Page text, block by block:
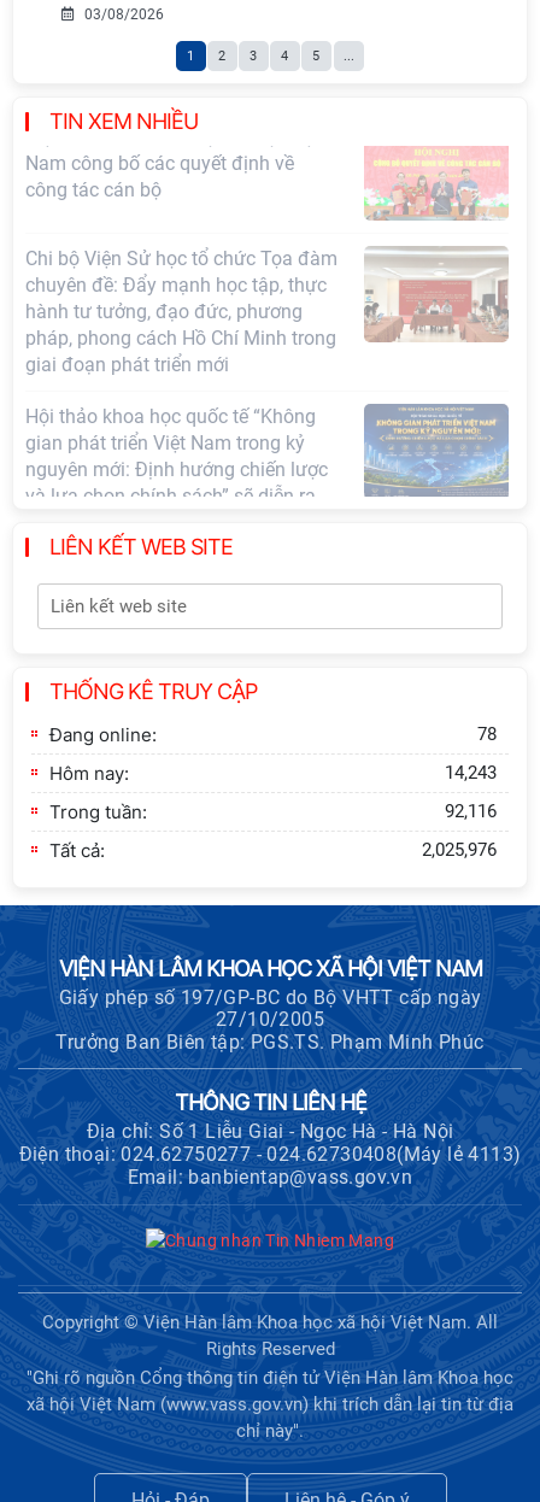
03/08/2026
1 2 3 4 5 ...
TIN XEM NHIỀU
Hội nghị Lãnh đạo Viện Hàn lâm
Khoa học xã hội Việt Nam làm việc
với Ban Chủ nhiệm các Chương trình
cấp Bộ
Thông báo bổ sung về việc tuyển
sinh đào tạo trình độ tiến sĩ đợt 1
Hội nghị Ban Chỉ đạo về dữ liệu Viện
Hàn lâm Khoa học xã hội Việt Nam
Hội thảo quốc tế "Không gian phát
triển Việt Nam trong kỷ nguyên mới:
Định hướng chiến lược và lựa chọn
chính sách”
Khai quật công trường khai thác đá
Tôn
Viện Hàn lâm Khoa học xã hội Việt
Nam và Tỉnh ủy Cao Bằng
LIÊN KẾT WEB SITE
THỐNG KÊ TRUY CẬP
Đang online: 78
Hôm nay: 14,243
Trong tuần: 92,116
Tất cả: 2,025,976
VIỆN HÀN LÂM KHOA HỌC XÃ HỘI VIỆT NAM
Giấy phép số 197/GP-BC do Bộ VHTT cấp ngày
27/10/2005
Trưởng Ban Biên tập: PGS.TS. Phạm Minh Phúc
THÔNG TIN LIÊN HỆ
Địa chỉ: Số 1 Liễu Giai - Ngọc Hà - Hà Nội
Điện thoại: 024.62750277 - 024.62730408(Máy lẻ 4113)
Email: banbientap@vass.gov.vn
Copyright © Viện Hàn lâm Khoa học xã hội Việt Nam. All
Rights Reserved
"Ghi rõ nguồn Cổng thông tin điện tử Viện Hàn lâm Khoa học
xã hội Việt Nam (www.vass.gov.vn) khi trích dẫn lại tin từ địa
chỉ này".